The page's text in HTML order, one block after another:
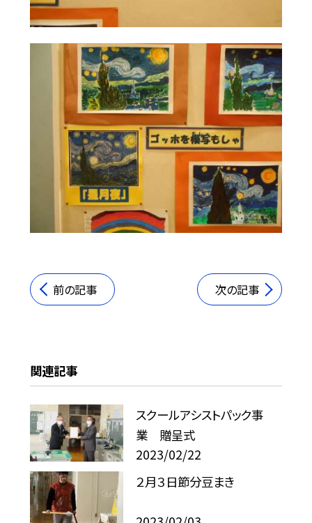
前の記事 次の記事
関連記事
スクールアシストパック事
業 贈呈式
2023/02/22
２月３日節分豆まき